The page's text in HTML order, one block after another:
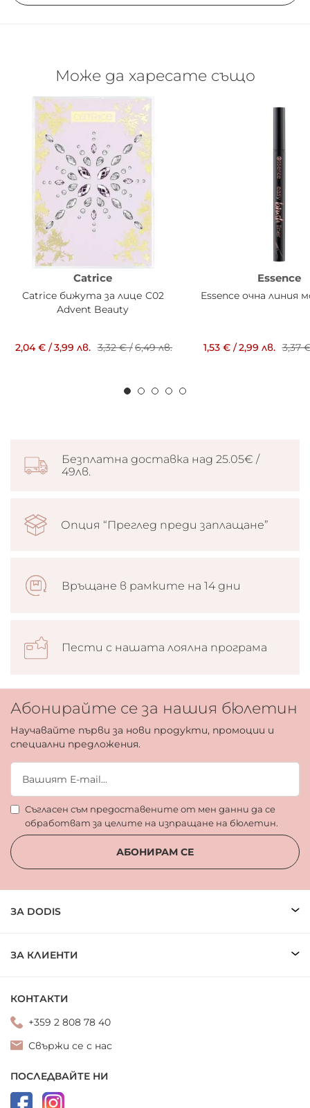
Може да харесате също
Catrice
Catrice бижута за лице C02
Advent Beauty
2,04 €/3,99 лв. 3,32 €/6,49 лв.
Essence
Essence очна линия
1,53 €/2,99 лв. 3,37
Безплатна доставка над 25.05€ /
49лв.
Опция “Преглед преди заплащане”
Връщане в рамките на 14 дни
Пести с нашата лоялна програма
Абонирайте се за нашия бюлетин
Научавайте първи за нови продукти, промоции и
специални предложения.
Съгласен съм предоставените от мен данни да се
обработват за целите на изпращане на бюлетин.
АБОНИРАМ СЕ
ЗА DODIS
ЗА КЛИЕНТИ
КОНТАКТИ
+359 2 808 78 40
Свържи се с нас
ПОСЛЕДВАЙТЕ НИ